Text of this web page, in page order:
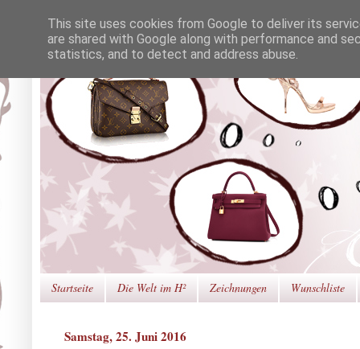
Startseite Die Welt im H² Zeichnungen Wunschliste
Samstag, 25. Juni 2016
This site uses cookies from Google to deliver its
are shared with Google along with performance and
statistics, and to detect and address abuse.